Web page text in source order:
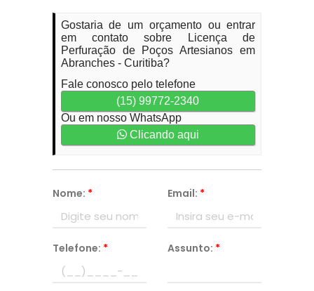
Gostaria de um orçamento ou entrar
em contato sobre Licença de
Perfuração de Poços Artesianos em
Abranches - Curitiba?
Fale conosco pelo telefone
(15) 99772-2340
Ou em nosso WhatsApp
Clicando aqui
Nome: * Email: *
Telefone: * Assunto: *